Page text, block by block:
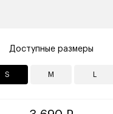
Доступные размеры
S M